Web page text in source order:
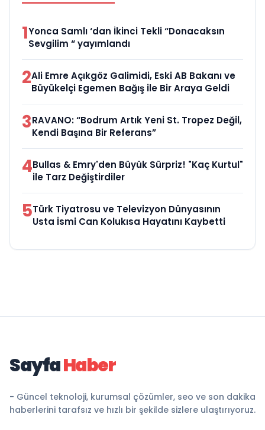
1Yonca Samlı ‘dan İkinci Tekli “Donacaksın
Sevgilim “ yayımlandı
2Ali Emre Açıkgöz Galimidi, Eski AB Bakanı ve
Büyükelçi Egemen Bağış ile Bir Araya Geldi
3RAVANO: “Bodrum Artık Yeni St. Tropez Değil,
Kendi Başına Bir Referans”
4Bullas & Emry'den Büyük Sürpriz! "Kaç Kurtul"
ile Tarz Değiştirdiler
5Türk Tiyatrosu ve Televizyon Dünyasının
Usta İsmi Can Kolukısa Hayatını Kaybetti
SayfaHaber
- Güncel teknoloji, kurumsal çözümler, seo ve son dakika
haberlerini tarafsız ve hızlı bir şekilde sizlere ulaştırıyoruz.